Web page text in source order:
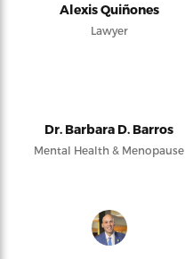
Alexis Quiñones
Lawyer
Dr. Barbara D. Barros
Mental Health & Menopause